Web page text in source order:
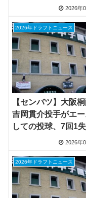
本晴大投手、2年生
2026年
2026年ドラフトニュース
【センバツ】大阪桐
吉岡貫介投手がエー
しての投球、7回1
快投で4年ぶり決勝
2026年
2026年ドラフトニュース